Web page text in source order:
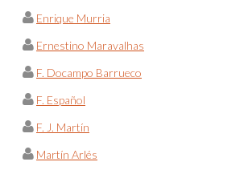
Enrique Murria
Ernestino Maravalhas
F. Docampo Barrueco
F. Español
F. J. Martín
Martín Arlés